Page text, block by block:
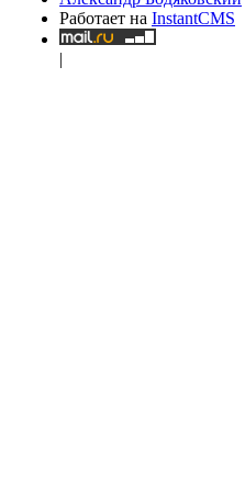
Работает на InstantCMS
|